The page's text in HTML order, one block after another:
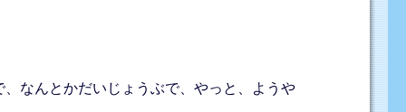
なんとかだいじょうぶで、やっと、ようや